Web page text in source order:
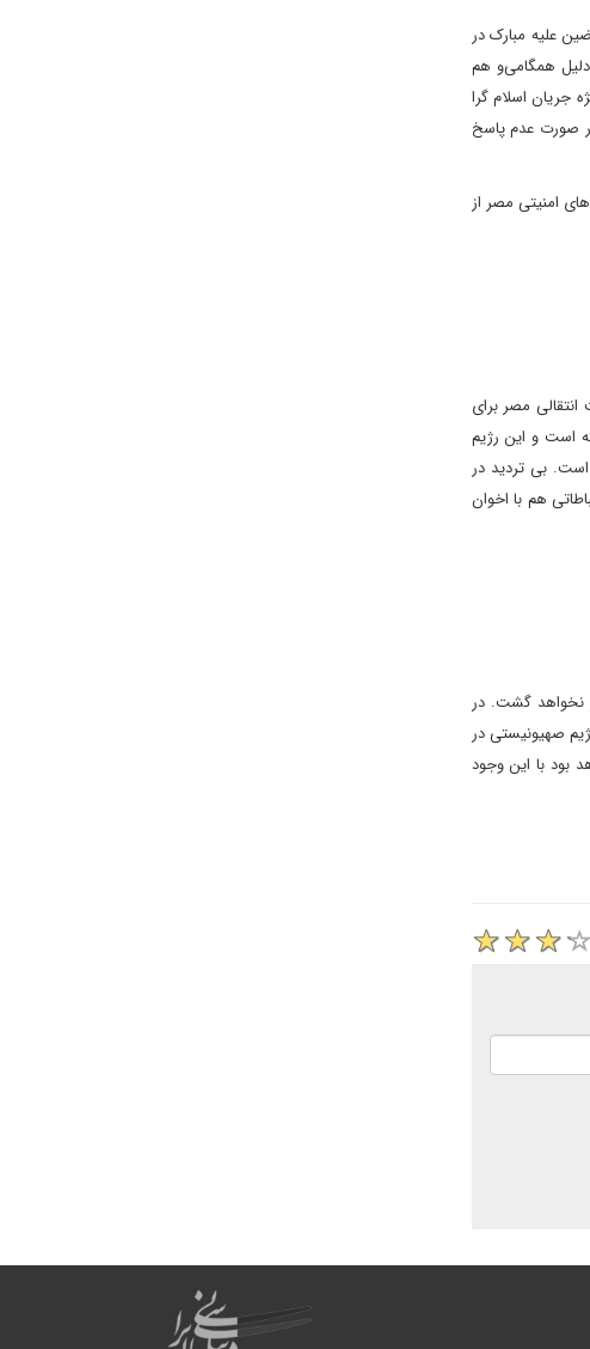
علیه مبارک در
دلیل همگامی‌و هم
جریان اسلام گرا
صورت عدم پاسخ
امنیتی مصر از
مصر برای
است و این رژیم
بی تردید در
هم با اخوان
نخواهد گشت. در
صهیونیستی در
بود با این وجود